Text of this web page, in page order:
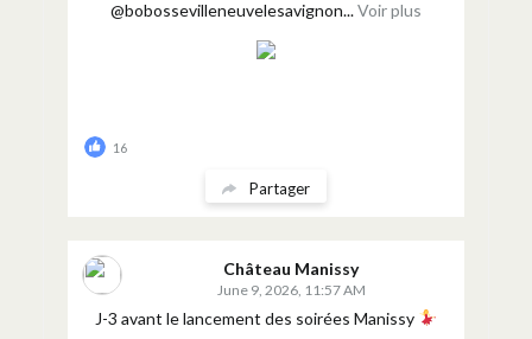
@bobossevilleneuvelesavignon...Voir plus
16
Partager
Château Manissy
June 9, 2026, 11:57 AM
J-3 avant le lancement des soirées Manissy